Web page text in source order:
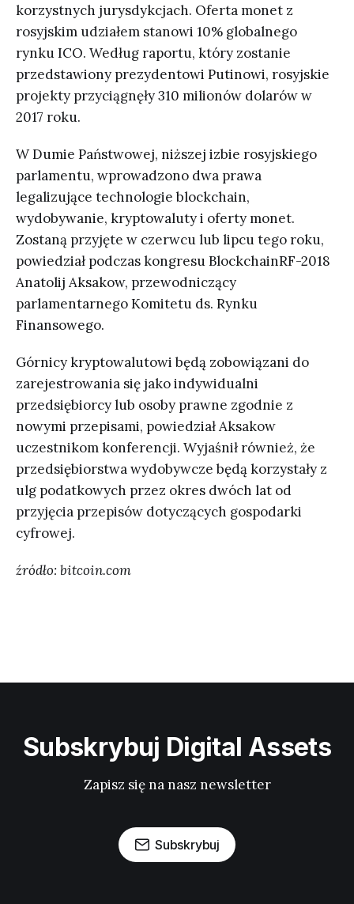
korzystnych jurysdykcjach. Oferta monet z
rosyjskim udziałem stanowi 10% globalnego
rynku ICO. Według raportu, który zostanie
przedstawiony prezydentowi Putinowi, rosyjskie
projekty przyciągnęły 310 milionów dolarów w
2017 roku.
W Dumie Państwowej, niższej izbie rosyjskiego
parlamentu, wprowadzono dwa prawa
legalizujące technologie blockchain,
wydobywanie, kryptowaluty i oferty monet.
Zostaną przyjęte w czerwcu lub lipcu tego roku,
powiedział podczas kongresu BlockchainRF-2018
Anatolij Aksakow, przewodniczący
parlamentarnego Komitetu ds. Rynku
Finansowego.
Górnicy kryptowalutowi będą zobowiązani do
zarejestrowania się jako indywidualni
przedsiębiorcy lub osoby prawne zgodnie z
nowymi przepisami, powiedział Aksakow
uczestnikom konferencji. Wyjaśnił również, że
przedsiębiorstwa wydobywcze będą korzystały z
ulg podatkowych przez okres dwóch lat od
przyjęcia przepisów dotyczących gospodarki
cyfrowej.
źródło: bitcoin.com
Subskrybuj Digital Assets
Zapisz się na nasz newsletter
Subskrybuj